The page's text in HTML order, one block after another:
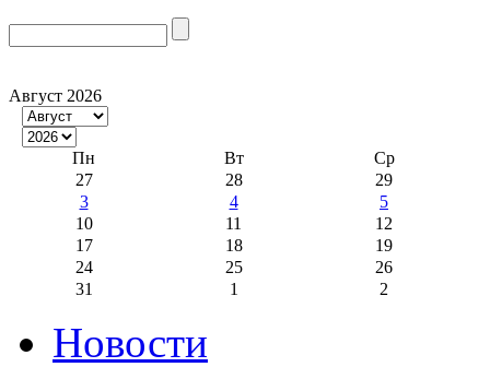
Август 2026
Пн Вт
Ср
27
28
29
3
4
5
10
11
12
17
18
19
24
25
26
31
1 2
Новости